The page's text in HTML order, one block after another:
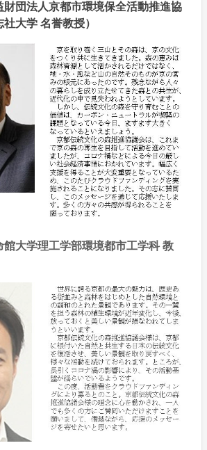
財団法人京都市環境保全活動推進協
大学 名誉教授）
館大学理工学部環境都市工学科 教